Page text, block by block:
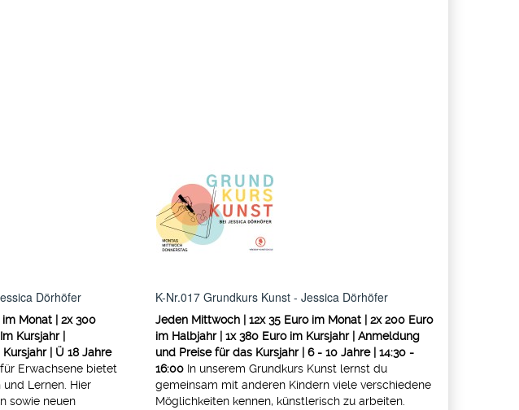
Dörhöfer
Monat | 2x 300
Kursjahr |
| Ü 18 Jahre
Erwachsene bietet
Lernen. Hier
sowie neuen
K-Nr.017 Grundkurs Kunst - Jessica Dörhöfer
Jeden Mittwoch | 12x 35 Euro im Monat | 2x 200 Euro
im Halbjahr | 1x 380 Euro im Kursjahr | Anmeldung
und Preise für das Kursjahr | 6 - 10 Jahre | 14:30 -
16:00 In unserem Grundkurs Kunst lernst du
gemeinsam mit anderen Kindern viele verschiedene
Möglichkeiten kennen, künstlerisch zu arbeiten.